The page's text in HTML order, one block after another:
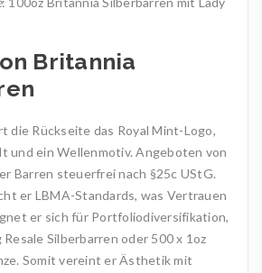
Britannia
die Rückseite das Royal Mint-Logo,
und ein Wellenmotiv. Angeboten von
Barren steuerfrei nach §25c UStG.
er LBMA-Standards, was Vertrauen
er sich für Portfoliodiversifikation,
Silberbarren oder 500 x 1oz
Somit vereint er Ästhetik mit